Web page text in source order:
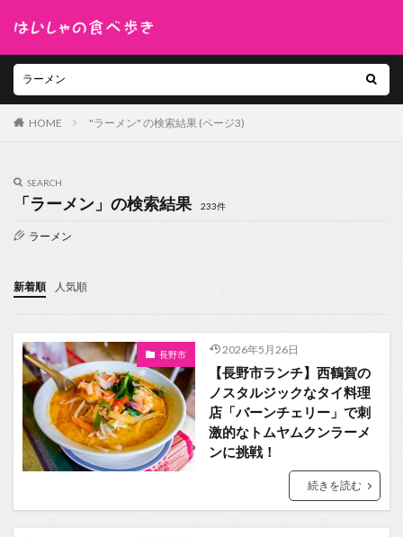
HOME "ラーメン" の検索結果 (ページ3)
SEARCH
「ラーメン」の検索結果 233件
ラーメン
新着順 人気順
長野市 2026年5月26日
【長野市ランチ】西鶴賀の
ノスタルジックなタイ料理
店「バーンチェリー」で刺
激的なトムヤムクンラーメ
ンに挑戦！
続きを読む